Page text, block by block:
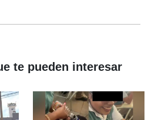
te pueden interesar